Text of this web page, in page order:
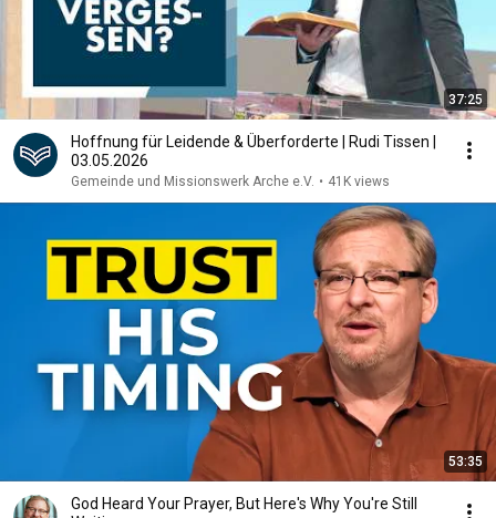
37:25
Hoffnung für Leidende & Überforderte | Rudi Tissen |
03.05.2026
Gemeinde und Missionswerk Arche e.V. • 41K views
53:35
God Heard Your Prayer, But Here's Why You're Still